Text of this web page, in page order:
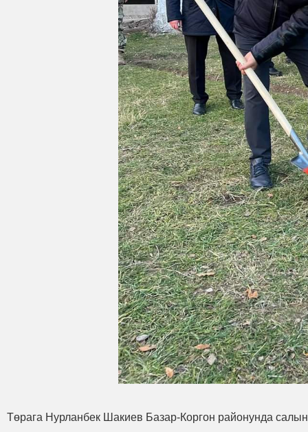
Төрага Нурланбек Шакиев Базар-Коргон районунда